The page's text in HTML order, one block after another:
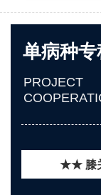
★★ 膝
PROJECT
单病种